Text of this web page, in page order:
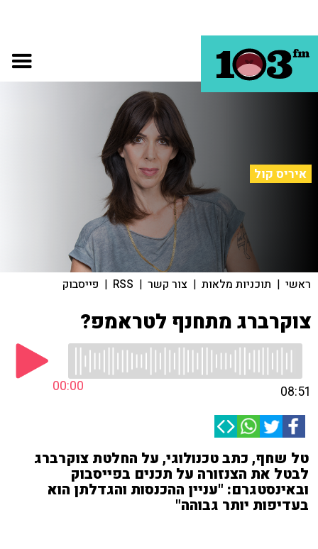
איריס קול
ראשי | תוכניות מלאות | צור קשר |
RSS
| פייסבוק
צוקרברג מתחנף לטראמפ?
00:00 08:51
טל שחף, כתב טכנולוגי, על החלטת צוקרברג
לבטל את הצנזורה על תכנים בפייסבוק
ובאינסטגרם: "עניין ההכנסות והגדלתן הוא
בעדיפות יותר גבוהה"